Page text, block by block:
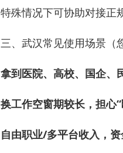
特殊情况下可协助对接正
三、武汉常见使用场景（
拿到医院、高校、国企、
换工作空窗期较长，担心
自由职业/多平台收入，